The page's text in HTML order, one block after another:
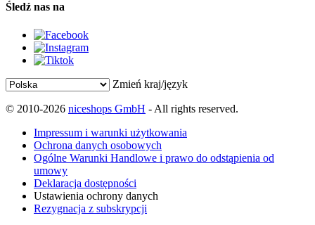
Śledź nas na
Zmień kraj/język
© 2010-2026 niceshops GmbH - All rights reserved.
Impressum i warunki użytkowania
Ochrona danych osobowych
Ogólne Warunki Handlowe i prawo do odstąpienia od
umowy
Deklaracja dostępności
Ustawienia ochrony danych
Rezygnacja z subskrypcji